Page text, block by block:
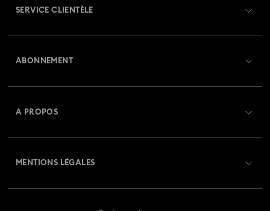
SERVICE CLIENTÈLE
Retours et échanges
Statut de réparation
ABONNEMENT
A PROPOS
MENTIONS LÉGALES